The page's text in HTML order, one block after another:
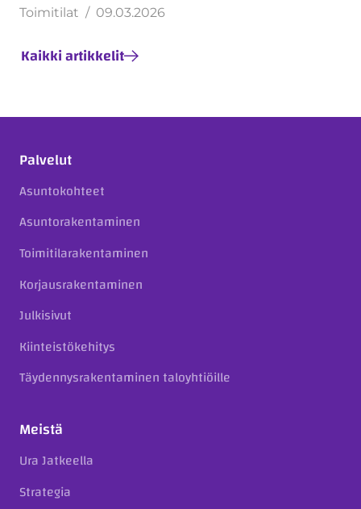
Toimitilat 09.03.2026
Kaikki artikkelit
Palvelut
Asuntokohteet
Asuntorakentaminen
Toimitilarakentaminen
Korjausrakentaminen
Julkisivut
Kiinteistökehitys
Täydennysrakentaminen taloyhtiöille
Meistä
Ura Jatkeella
Strategia